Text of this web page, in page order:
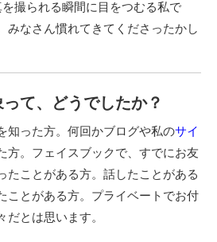
撮られる瞬間に目をつむる私で
みなさん慣れてきてくださったかし
て、どうでしたか？
知った方。何回かブログや私のサイ
方。フェイスブックで、すでにお友
たことがある方。話したことがある
ことがある方。プライベートでお付
だとは思います。